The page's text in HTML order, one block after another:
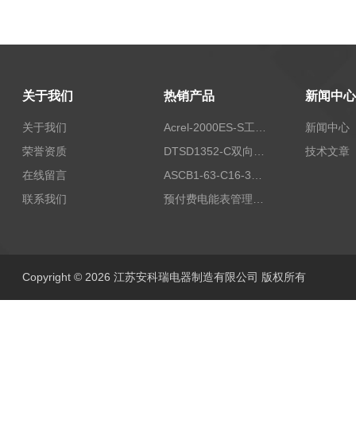
关于我们
关于我们
荣誉资质
在线留言
联系我们
热销产品
Acrel-2000ES-S工商业储能本地化能量管理系统
DTSD1352-C双向计量电表
ASCB1-63-C16-3P智能断路器 过载超温过流保护
预付费电能表管理系统
新闻中心
新闻中心
技术文章
Copyright © 2026 江苏安科瑞电器制造有限公司 版权所有